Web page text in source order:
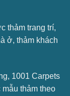
thảm trang trí,
ở, thảm khách
1001 Carpets
thảm theo